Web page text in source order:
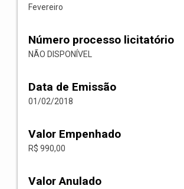
Fevereiro
Número processo licitatório
NÃO DISPONÍVEL
Data de Emissão
01/02/2018
Valor Empenhado
R$ 990,00
Valor Anulado